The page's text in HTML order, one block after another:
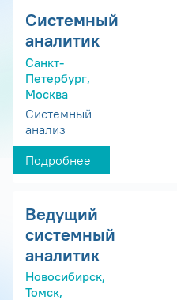
Системный
аналитик
Санкт-
Петербург,
Москва
Системный
анализ
Подробнее
Ведущий
системный
аналитик
Новосибирск,
Томск,